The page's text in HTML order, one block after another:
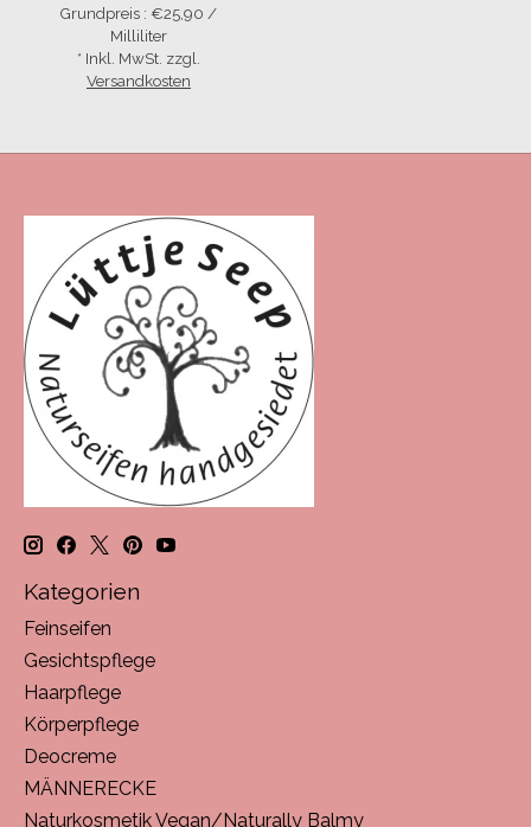
Grundpreis : €25,90 /
Milliliter
* Inkl. MwSt. zzgl.
Versandkosten
Kategorien
Feinseifen
Gesichtspflege
Haarpflege
Körperpflege
Deocreme
MÄNNERECKE
Naturkosmetik Vegan/Naturally Balmy